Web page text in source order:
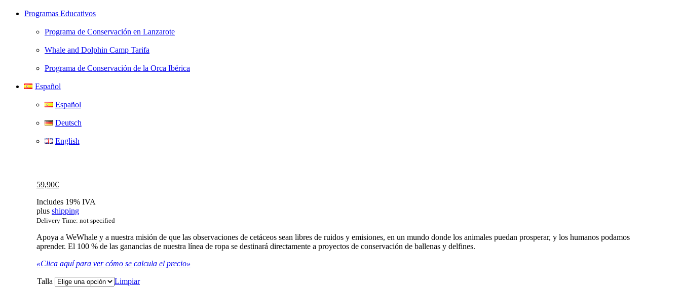
Programas Educativos
Programa de Conservación en Lanzarote
Whale and Dolphin Camp Tarifa
Programa de Conservación de la Orca Ibérica
Español
Español
Deutsch
English
59,90€
Includes 19% IVA
plus shipping
Delivery Time: not specified
Apoya a WeWhale y a nuestra misión de que las observaciones de cetáceos sean libres de ruidos y emisiones, en un mundo donde los animales puedan prosperar, y los humanos podamos
aprender. El 100 % de las ganancias de nuestra línea de ropa se destinará directamente a proyectos de conservación de ballenas y delfines.
«Clica aquí para ver cómo se calcula el precio»
Talla
Limpiar